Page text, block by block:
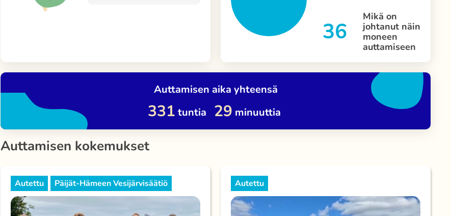
36
Mikä on
johtanut näin
moneen
auttamiseen
Auttamisen aika yhteensä
331 tuntia 29 minuuttia
Auttamisen kokemukset
Autettu Päijät-Hämeen Vesijärvisäätiö Autettu